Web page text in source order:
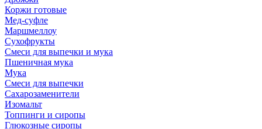
Коржи готовые
Мед-суфле
Маршмеллоу
Сухофрукты
Смеси для выпечки и мука
Пшеничная мука
Мука
Смеси для выпечки
Сахарозаменители
Изомальт
Топпинги и сиропы
Глюкозные сиропы